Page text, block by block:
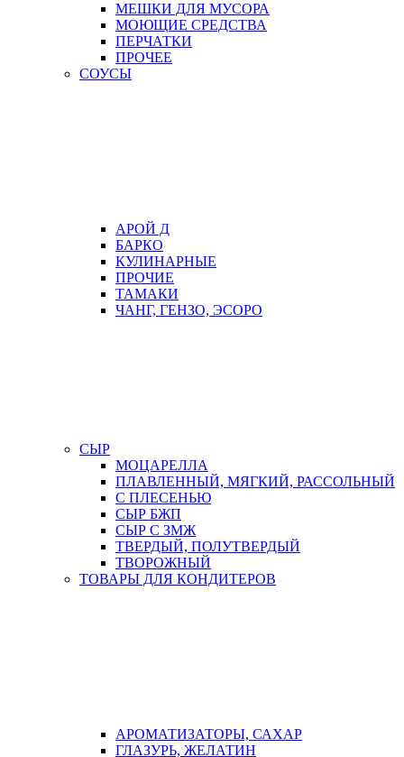
МЕШКИ ДЛЯ МУСОРА
МОЮЩИЕ СРЕДСТВА
ПЕРЧАТКИ
ПРОЧЕЕ
СОУСЫ
АРОЙ Д
БАРКО
КУЛИНАРНЫЕ
ПРОЧИЕ
ТАМАКИ
ЧАНГ, ГЕНЗО, ЭСОРО
СЫР
МОЦАРЕЛЛА
ПЛАВЛЕННЫЙ, МЯГКИЙ, РАССОЛЬНЫЙ
С ПЛЕСЕНЬЮ
СЫР БЖП
СЫР С ЗМЖ
ТВЕРДЫЙ, ПОЛУТВЕРДЫЙ
ТВОРОЖНЫЙ
ТОВАРЫ ДЛЯ КОНДИТЕРОВ
АРОМАТИЗАТОРЫ, САХАР
ГЛАЗУРЬ, ЖЕЛАТИН